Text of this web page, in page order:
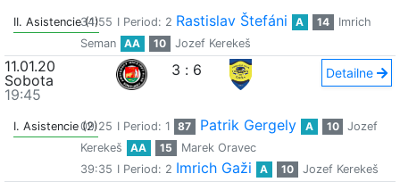
II. Asistencie (1)
34:55 I Period: 2 Rastislav Štefáni A 14
Imrich
Seman
AA 10 Jozef Kerekeš
11.01.20
Sobota
19:45
3 : 6 Detailne
I. Asistencie (2)09:25 I Period: 1 87 Patrik Gergely A 10
Jozef
Kerekeš
AA 15
Marek Oravec
39:35 I Period: 2 Imrich Gaži A 10 Jozef Kerekeš